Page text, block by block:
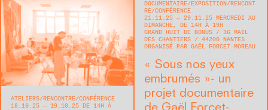
DOCUMENTAIRE EXPOSITION
RENCONT
RE/CONFÉRENCE
21.11.25 — 29.11.25 MERCREDI AU
DIMANCHE, DE 14H À 19H
GRAND HUIT DE BONUS
36 MAIL
DES CHANTIERS
44200 NANTES
ORGANISÉ PAR GAËL FORCET-MOREAU
« Sous nos yeux
embrumés »- un
projet documentaire
ATELIERS RENCONTRE/CONFÉRENCE
18.10.25 — 19.10.25 DE 14H À